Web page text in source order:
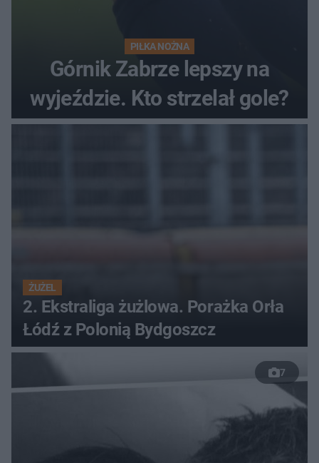
PIŁKA NOŻNA
Górnik Zabrze lepszy na
wyjeździe. Kto strzelał gole?
ŻUŻEL
2. Ekstraliga żużlowa. Porażka Orła
Łódź z Polonią Bydgoszcz
7